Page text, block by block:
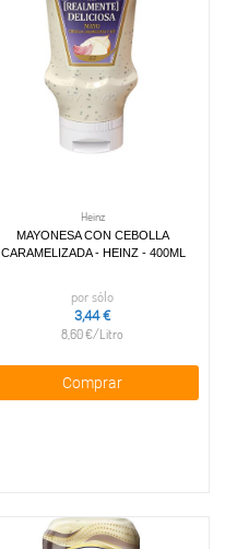
Heinz
MAYONESA CON CEBOLLA
CARAMELIZADA - HEINZ - 400ML
por sólo
3,44 €
8,60 €/Litro
Comprar